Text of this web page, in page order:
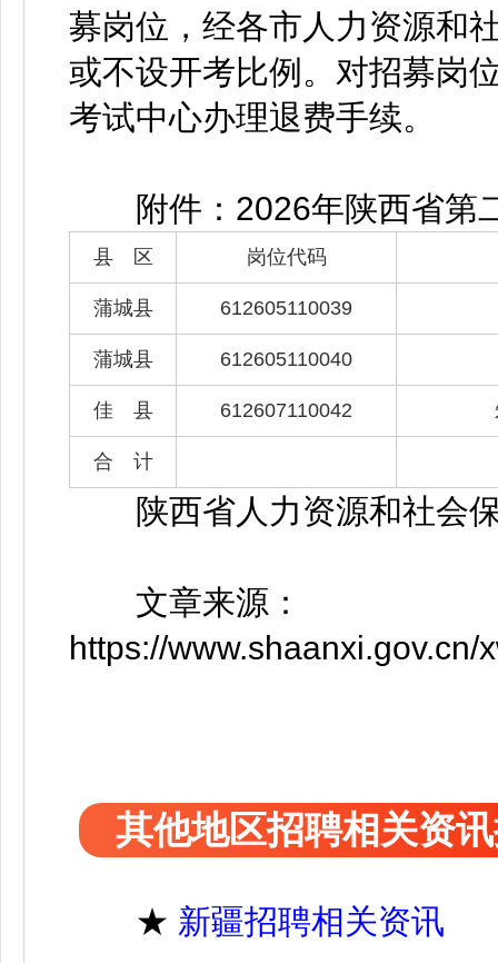
募岗位，经各市人力资源和
或不设开考比例。对招募岗
考试中心办理退费手续。
附件：2026年陕西省第二
县 区 岗位代码
蒲城县 612605110039
蒲城县 612605110040
佳 县 612607110042
合 计
陕西省人力资源和社会
文章来源：
https://
其他地区招聘相关资
★ 新疆招聘相关资讯